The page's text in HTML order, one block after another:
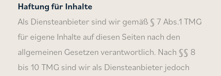
Haftung für Inhalte
Als Diensteanbieter sind wir gemäß § 7 Abs.1 TMG
für eigene Inhalte auf diesen Seiten nach den
allgemeinen Gesetzen verantwortlich. Nach §§ 8
bis 10 TMG sind wir als Diensteanbieter jedoch